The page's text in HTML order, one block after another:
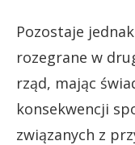
Pozostaje
rozegrane w
rząd, mając
konsekwencji
związanych z